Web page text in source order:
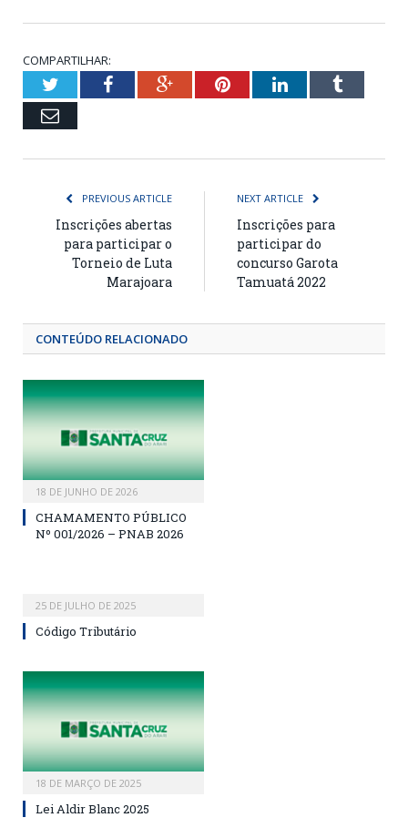
COMPARTILHAR:
TwitterFacebookGoogle+PinterestLinkedInTumblr
Email
PREVIOUS ARTICLE
Inscrições abertas
para participar o
Torneio de Luta
Marajoara
NEXT ARTICLE
Inscrições para
participar do
concurso Garota
Tamuatá 2022
CONTEÚDO RELACIONADO
18 DE JUNHO DE 2026
CHAMAMENTO PÚBLICO
Nº 001/2026 – PNAB 2026
25 DE JULHO DE 2025
Código Tributário
18 DE MARÇO DE 2025
Lei Aldir Blanc 2025